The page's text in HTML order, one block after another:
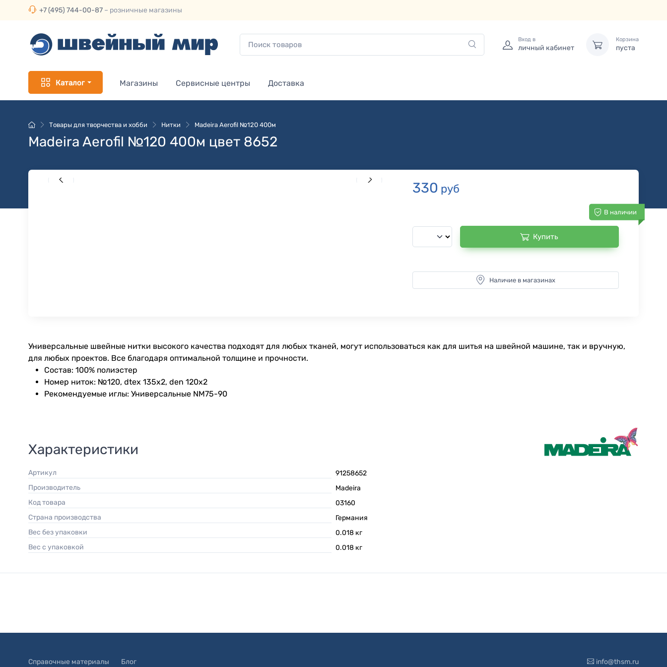
+7 (495) 744-00-87 – розничные магазины
Вход в
личный кабинет
Корзина
пуста
Каталог Магазины Сервисные центры Доставка
Товары для творчества и хобби Нитки Madeira Aerofil №120 400м
Madeira Aerofil №120 400м цвет 8652
330 руб
В наличии
Купить
Наличие в магазинах
Универсальные швейные нитки высокого качества подходят для любых тканей, могут использоваться как для шитья на швейной машине, так и вручную,
для любых проектов. Все благодаря оптимальной толщине и прочности.
Состав: 100% полиэстер
Номер ниток: №120, dtex 135x2, den 120x2
Рекомендуемые иглы: Универсальные NM75-90
Характеристики
Артикул
91258652
Производитель
Madeira
Код товара
03160
Страна производства
Германия
Вес без упаковки
0.018 кг
Вес с упаковкой
0.018 кг
Справочные материалы Блог info@thsm.ru